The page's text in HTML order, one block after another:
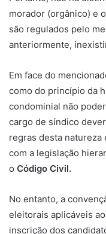
morador (orgânico) e
são regulados pelo
anteriormente,
Em face do
como do princípio da
condominial não
cargo de síndico
regras desta
com a legislação
o Código Civil.
No entanto, a
eleitorais aplicáveis
inscrição dos